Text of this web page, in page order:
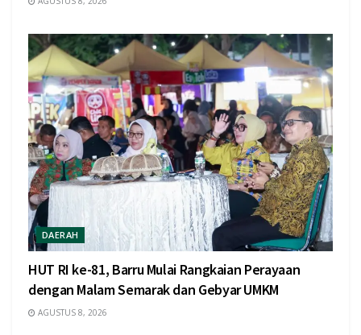
DAERAH
HUT RI ke-81, Barru Mulai Rangkaian Perayaan
dengan Malam Semarak dan Gebyar UMKM
AGUSTUS 8, 2026